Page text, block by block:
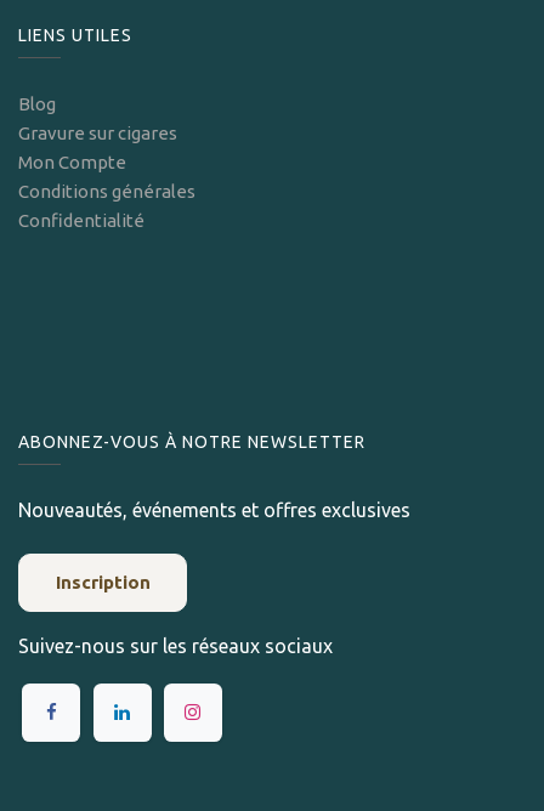
LIENS UTILES
Blog
Gravure sur cigares
Mon Compte
Conditions générales
Confidentialité
ABONNEZ-VOUS À NOTRE NEWSLETTER
Nouveautés, événements et offres exclusives
Inscription
Suivez-nous sur les réseaux sociaux